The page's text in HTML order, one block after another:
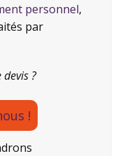
personnel,
par
?
!